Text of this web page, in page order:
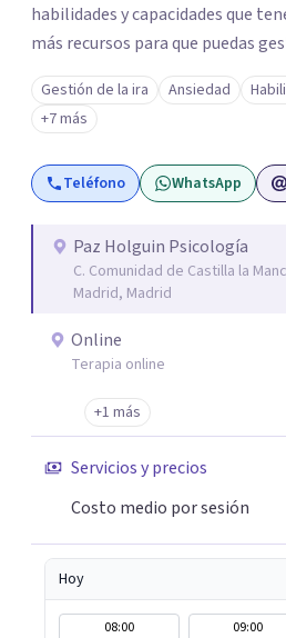
habilidades y capacidades que
más recursos para que puedas
Cada sesión individual es de
minutos. En la primera cita, ya
nos conoceremos y
estableceremos los objetivos en
trabajar.
Gestión de la ira Ansiedad
+7 más
Teléfono WhatsApp
Paz Holguin Psicología
C. Comunidad de Castilla la
Madrid, Madrid
Online
Terapia online
+1 más
Servicios y precios
Costo medio por sesión
Hoy
08:00 09:00